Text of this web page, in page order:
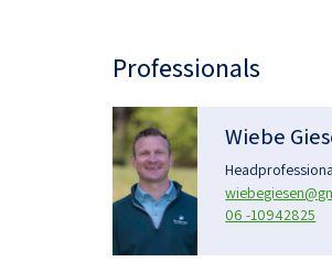
Professionals
Wiebe
06 -10942825